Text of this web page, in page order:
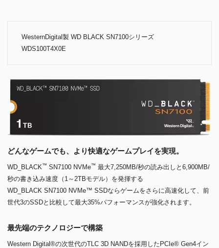
WesternDigital製 WD BLACK SN7100シリーズ
WDS100T4X0E
どんなゲームでも、より快適なゲームプレイを実現。
WD_BLACK™ SN7100 NVMe™ 最大7,250MB/秒の読み出しと6,900MB/
秒の書き込み速度（1～2TBモデル）を発揮する
WD_BLACK SN7100 NVMe™ SSDならゲームをさらに高速化して、前
世代3のSSDと比較して最大35%パフォーマンスが強化されます。
最先端のテクノロジーで構築
Western Digital®の次世代のTLC 3D NANDを採用したPCIe® Gen4イン